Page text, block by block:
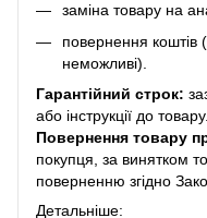
заміна товару на
повернення коштів
неможливі).
Гарантійний строк:
або інструкції до товару.
Повернення товару
покупця, за винятком
поверненню згідно
Детальніше: